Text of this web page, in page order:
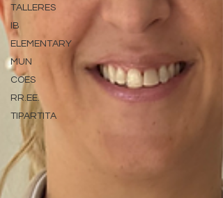
TALLERES
IB
ELEMENTARY
MUN
COES
RR.EE.
TIPARTITA